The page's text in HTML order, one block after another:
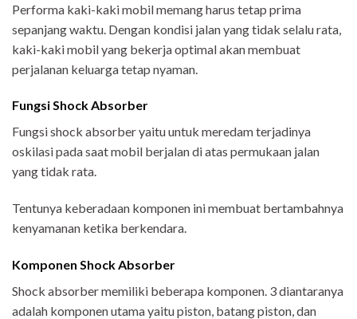
Performa kaki-kaki mobil memang harus tetap prima
sepanjang waktu. Dengan kondisi jalan yang tidak selalu rata,
kaki-kaki mobil yang bekerja optimal akan membuat
perjalanan keluarga tetap nyaman.
Fungsi Shock Absorber
Fungsi shock absorber yaitu untuk meredam terjadinya
oskilasi pada saat mobil berjalan di atas permukaan jalan
yang tidak rata.
Tentunya keberadaan komponen ini membuat bertambahnya
kenyamanan ketika berkendara.
Komponen Shock Absorber
Shock absorber memiliki beberapa komponen. 3 diantaranya
adalah komponen utama yaitu piston, batang piston, dan